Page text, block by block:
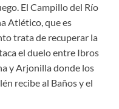
El Campillo del Río
Atlético, que es
trata de recuperar la
el duelo entre Ibros
y Arjonilla donde los
recibe al Baños y el